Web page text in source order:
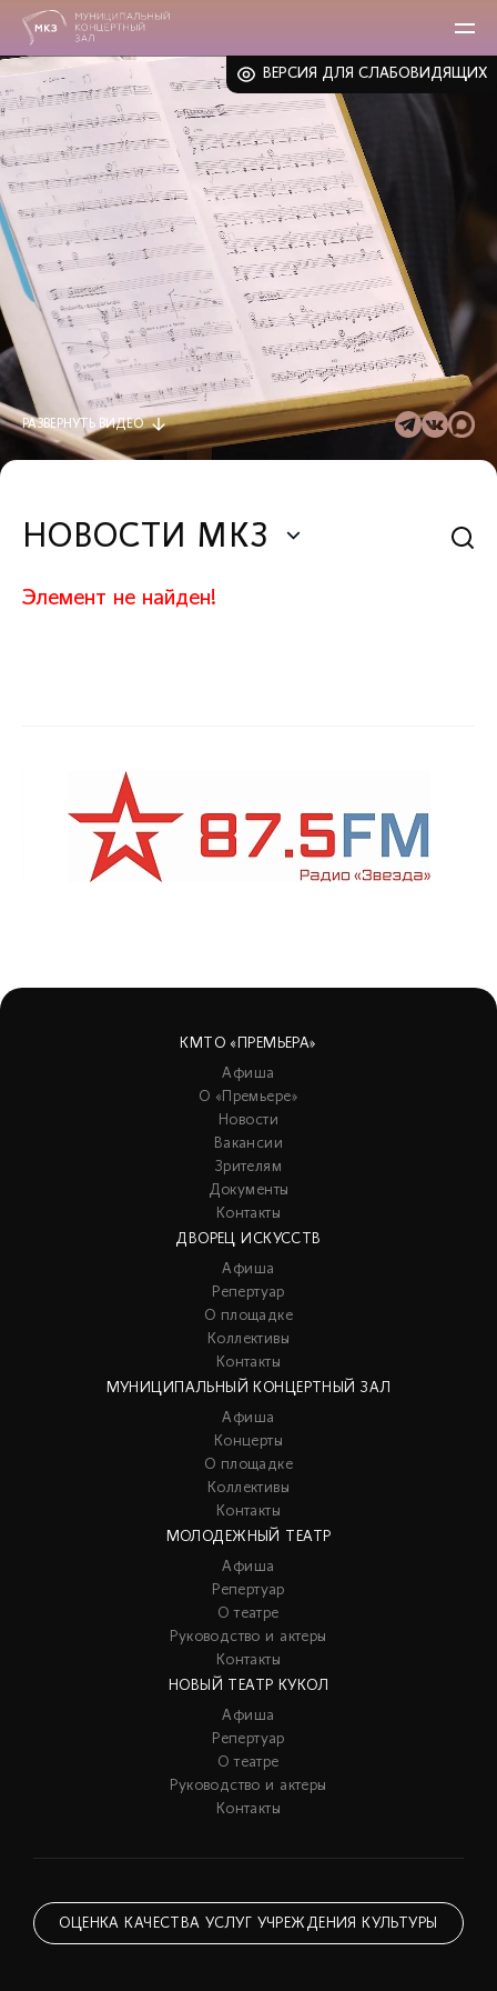
ВЕРСИЯ ДЛЯ СЛАБОВИДЯЩИХ
РАЗВЕРНУТЬ ВИДЕО
НОВОСТИ МКЗ
Элемент не найден!
КМТО «ПРЕМЬЕРА»
Афиша
О «Премьере»
Новости
Вакансии
Зрителям
Документы
Контакты
ДВОРЕЦ ИСКУССТВ
Афиша
Репертуар
О площадке
Коллективы
Контакты
МУНИЦИПАЛЬНЫЙ КОНЦЕРТНЫЙ ЗАЛ
Афиша
Концерты
О площадке
Коллективы
Контакты
МОЛОДЕЖНЫЙ ТЕАТР
Афиша
Репертуар
О театре
Руководство и актеры
Контакты
НОВЫЙ ТЕАТР КУКОЛ
Афиша
Репертуар
О театре
Руководство и актеры
Контакты
ОЦЕНКА КАЧЕСТВА УСЛУГ УЧРЕЖДЕНИЯ КУЛЬТУРЫ